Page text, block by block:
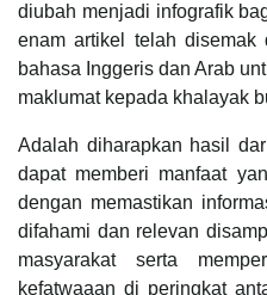
diubah menjadi infografik
enam artikel telah disemak
bahasa Inggeris dan Arab
maklumat kepada khalayak
Adalah diharapkan hasil
dapat memberi manfaat
dengan memastikan
difahami dan relevan
masyarakat serta
kefatwaaan di peringkat